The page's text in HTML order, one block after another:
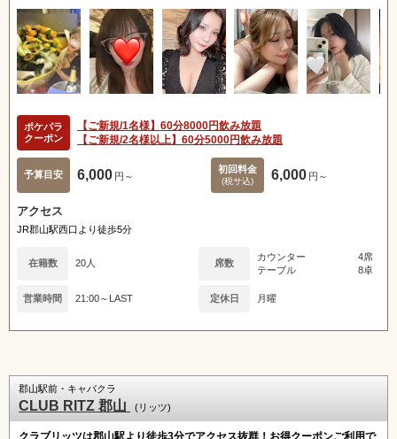
ポケパラ
クーポン
【ご新規/1名様】60分8000円飲み放題
【ご新規/2名様以上】60分5000円飲み放題
予算目安 6,000 円～
初回料金
(税サ込) 6,000 円～
アクセス
JR郡山駅西口より徒歩5分
在籍数 20人 席数
カウンター
4席
テーブル
8卓
営業時間 21:00～LAST 定休日 月曜
郡山駅前・キャバクラ
CLUB RITZ 郡山 (リッツ)